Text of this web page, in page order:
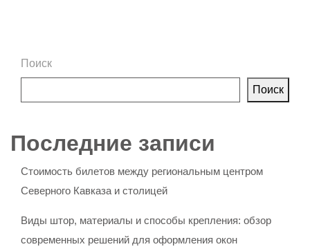
Поиск
Поиск
Последние записи
Стоимость билетов между региональным центром
Северного Кавказа и столицей
Виды штор, материалы и способы крепления: обзор
современных решений для оформления окон